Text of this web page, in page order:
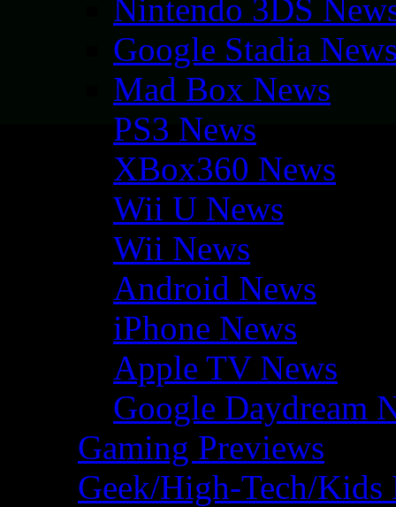
Nintendo 3DS
Google Stadia
Mad Box News
PS3 News
XBox360 News
Wii U News
Wii News
Android News
iPhone News
Apple TV News
Google Daydream
Gaming Previews
Geek/High-Tech/Kids